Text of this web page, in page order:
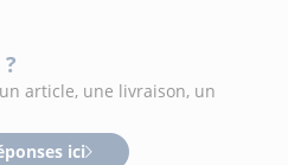
article, une livraison, un
ici